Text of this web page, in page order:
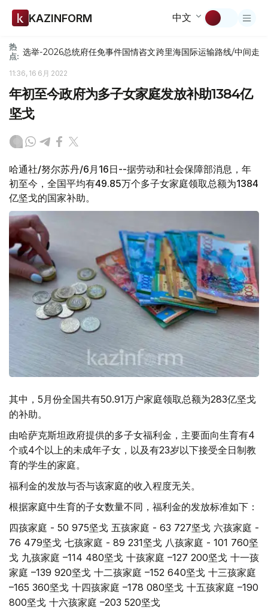
KAZINFORM 中文
热
点: 选举-2026总统府任免事件国情咨文跨里海国际运输路线/中间走廊
11:36, 16 6月 2022
年初至今政府为多子女家庭发放补助1384亿
坚戈
哈通社/努尔苏丹/6月16日--据劳动和社会保障部消息，年
初至今，全国平均有49.85万个多子女家庭领取总额为1384
亿坚戈的国家补助。
其中，5月份全国共有50.91万户家庭领取总额为283亿坚戈
的补助。
由哈萨克斯坦政府提供的多子女福利金，主要面向生育有4
个或4个以上的未成年子女，以及有23岁以下接受全日制教
育的学生的家庭。
福利金的发放与否与该家庭的收入程度无关。
根据家庭中生育的子女数量不同，福利金的发放标准如下：
四孩家庭 - 50 975坚戈 五孩家庭 - 63 727坚戈 六孩家庭 -
76 479坚戈 七孩家庭 - 89 231坚戈 八孩家庭 - 101 760坚
戈 九孩家庭 –114 480坚戈 十孩家庭 –127 200坚戈 十一孩
家庭 –139 920坚戈 十二孩家庭 –152 640坚戈 十三孩家庭
–165 360坚戈 十四孩家庭 –178 080坚戈 十五孩家庭 –190
800坚戈 十六孩家庭 –203 520坚戈